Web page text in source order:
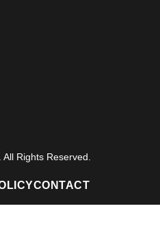
Rights Reserved.
CONTACT